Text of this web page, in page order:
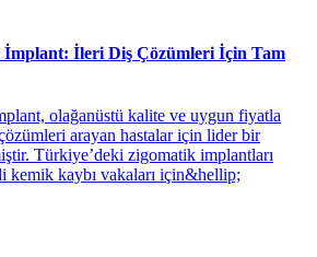
İleri Diş Çözümleri İçin Tam
olağanüstü kalite ve uygun fiyatla
arayan hastalar için lider bir
Türkiye’deki zigomatik implantları
kemik kaybı vakaları için&hellip;